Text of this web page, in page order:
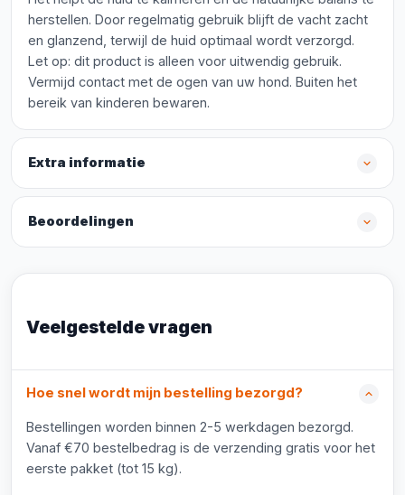
herstellen. Door regelmatig gebruik blijft de vacht zacht
en glanzend, terwijl de huid optimaal wordt verzorgd.
Let op: dit product is alleen voor uitwendig gebruik.
Vermijd contact met de ogen van uw hond. Buiten het
bereik van kinderen bewaren.
Extra informatie
Beoordelingen
Veelgestelde vragen
Hoe snel wordt mijn bestelling bezorgd?
Bestellingen worden binnen 2-5 werkdagen bezorgd.
Vanaf €70 bestelbedrag is de verzending gratis voor het
eerste pakket (tot 15 kg).